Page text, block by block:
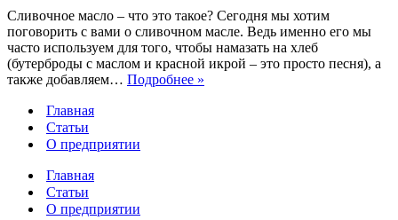
Сливочное масло – что это такое? Сегодня мы хотим
поговорить с вами о сливочном масле. Ведь именно его мы
часто используем для того, чтобы намазать на хлеб
(бутерброды с маслом и красной икрой – это просто песня), а
также добавляем… Подробнее »
Главная
Статьи
О предприятии
Главная
Статьи
О предприятии